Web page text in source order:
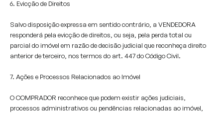
6. Evicção de Direitos
Salvo disposição expressa em sentido contrário, a VENDEDORA
responderá pela evicção de direitos, ou seja, pela perda total ou
parcial do imóvel em razão de decisão judicial que reconheça direito
anterior de terceiro, nos termos do art. 447 do Código Civil.
7. Ações e Processos Relacionados ao Imóvel
O COMPRADOR reconhece que podem existir ações judiciais,
processos administrativos ou pendências relacionadas ao imóvel,